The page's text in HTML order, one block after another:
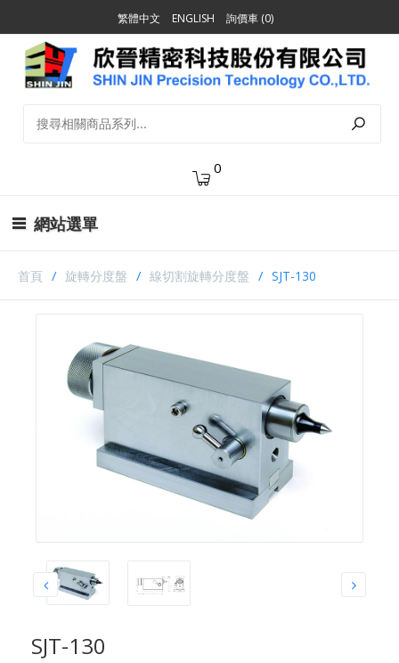
繁體中文 ENGLISH 詢價車 (0)
0
網站選單
首頁 旋轉分度盤 線切割旋轉分度盤 SJT-130
SJT-130